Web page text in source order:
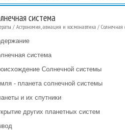
система
/ Астрономия, авиация и космонавтика / Солнечная
система
Солнечной системы
- планета солнечной системы
и их спутники
других планетных систем